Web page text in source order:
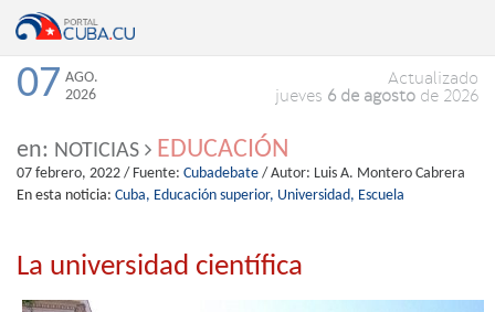
07 AGO.
2026
Actualizado
jueves 6 de agosto de 2026
en: NOTICIAS EDUCACIÓN
07 febrero, 2022 / Fuente: Cubadebate / Autor: Luis A. Montero Cabrera
En esta noticia: Cuba, Educación superior, Universidad, Escuela
La universidad científica